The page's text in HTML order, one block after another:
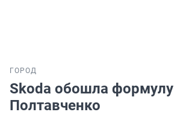
ГОРОД
Skoda обошла формулу
Полтавченко